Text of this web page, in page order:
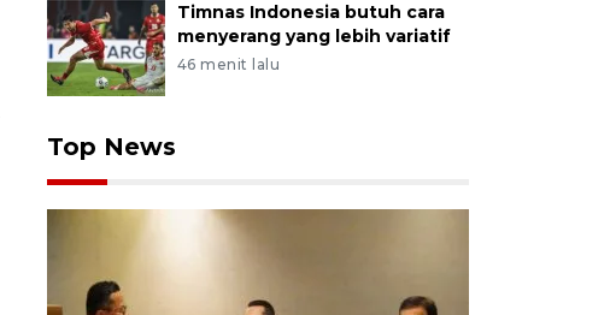
Timnas Indonesia butuh cara
menyerang yang lebih variatif
46 menit lalu
Top News